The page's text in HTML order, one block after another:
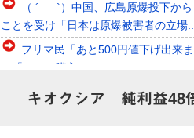
Powered by livedoor 相互RSS
（ ´_ゝ`）中国、広島原爆投下か
ことを受け「日本は原爆被害者の立場...
フリマ民「あと500円値下げ出来
イ「ほ～い購入ｗ」
【画像】令和最新版の宇垣美里
キオクシア 純利益48